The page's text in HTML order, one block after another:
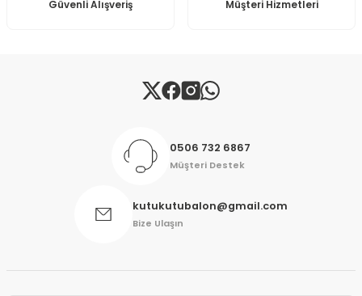
Güvenli Alışveriş Müşteri Hizmetleri
0506 732 6867
Müşteri Destek
kutukutubalon@gmail.com
Bize Ulaşın